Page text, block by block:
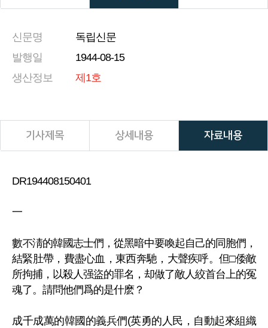
신문명 독립신문
발행일 1944-08-15
생산정보 제1호
기사제목 상세내용 자료내용
DR194408150401
一
數不淸的韓國志士們，從黑暗中要喚起自己的同胞們，
結緊肚帶，費盡心血，東西奔馳，大聲疾呼。但□倭敵
所拘捕，以殺人强盜的罪名，却做了敵人絞首台上的冤
魂了。請問他們爲的是什麽？
成千成萬的韓國的義兵們(英勇的人民，自動起來組織